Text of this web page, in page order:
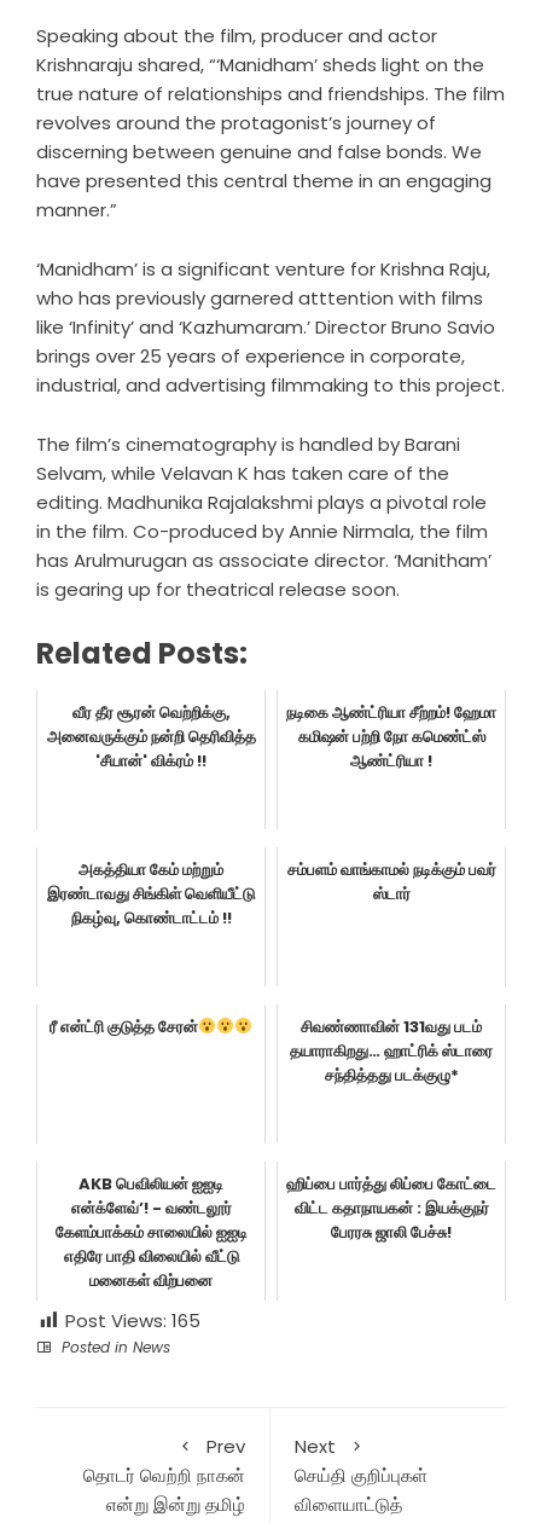
Speaking about the film, producer and actor
Krishnaraju shared, “‘Manidham’ sheds light on the
true nature of relationships and friendships. The film
revolves around the protagonist’s journey of
discerning between genuine and false bonds. We
have presented this central theme in an engaging
manner.”
‘Manidham’ is a significant venture for Krishna Raju,
who has previously garnered atttention with films
like ‘Infinity’ and ‘Kazhumaram.’ Director Bruno Savio
brings over 25 years of experience in corporate,
industrial, and advertising filmmaking to this project.
The film’s cinematography is handled by Barani
Selvam, while Velavan K has taken care of the
editing. Madhunika Rajalakshmi plays a pivotal role
in the film. Co-produced by Annie Nirmala, the film
has Arulmurugan as associate director. ‘Manitham’
is gearing up for theatrical release soon.
Related Posts:
வீர தீர சூரன் வெற்றிக்கு,
அனைவருக்கும் நன்றி தெரிவித்த
'சீயான்' விக்ரம் !!
நடிகை ஆண்ட்ரியா சீற்றம்! ஹேமா
கமிஷன் பற்றி நோ கமெண்ட்ஸ்
ஆண்ட்ரியா !
அகத்தியா கேம் மற்றும்
இரண்டாவது சிங்கிள் வெளியீட்டு
நிகழ்வு, கொண்டாட்டம் !!
சம்பளம் வாங்காமல் நடிக்கும் பவர்
ஸ்டார்
ரீ என்ட்ரி குடுத்த சேரன்
சிவண்ணாவின் 131வது படம்
தயாராகிறது… ஹாட்ரிக் ஸ்டாரை
சந்தித்தது படக்குழு*
AKB பெவிலியன் ஐஐடி
என்க்ளேவ்’! - வண்டலூர்
கேளம்பாக்கம் சாலையில் ஐஐடி
எதிரே பாதி விலையில் வீட்டு
மனைகள் விற்பனை
ஹிப்பை பார்த்து லிப்பை கோட்டை
விட்ட கதாநாயகன் : இயக்குநர்
பேரரசு ஜாலி பேச்சு!
Post Views: 165
Posted in News
Prev
தொடர் வெற்றி நாகன்
என்று இன்று தமிழ்
Next
செய்தி குறிப்புகள்
விளையாட்டுத்